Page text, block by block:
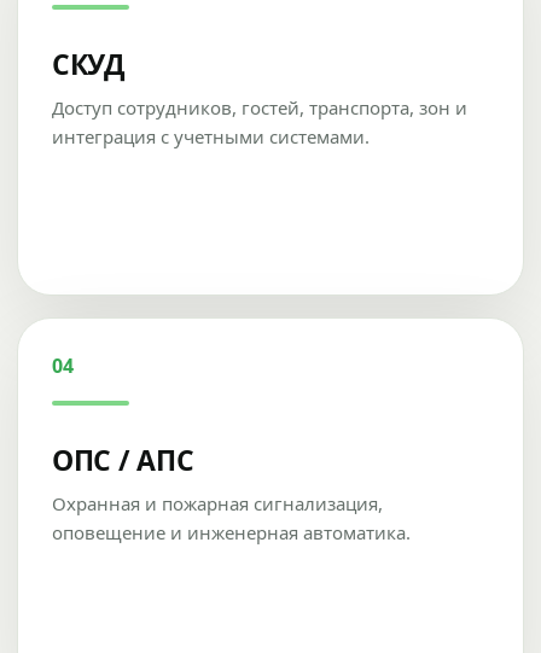
СКУД
Доступ сотрудников, гостей, транспорта, зон и
интеграция с учетными системами.
04
ОПС / АПС
Охранная и пожарная сигнализация,
оповещение и инженерная автоматика.